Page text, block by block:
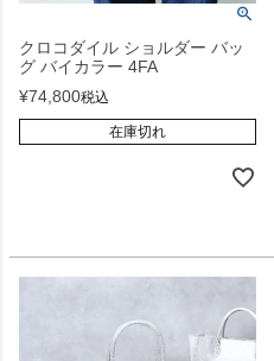
クロコダイル ショルダー バッ
グ バイカラー 4FA
¥74,800税込
在庫切れ